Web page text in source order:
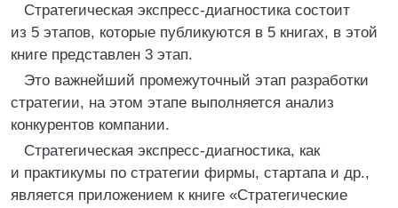
Стратегическая экспресс-диагностика состоит
из 5 этапов, которые публикуются в 5 книгах, в этой
книге представлен 3 этап.
Это важнейший промежуточный этап разработки
стратегии, на этом этапе выполняется анализ
конкурентов компании.
Стратегическая экспресс-диагностика, как
и практикумы по стратегии фирмы, стартапа и др.,
является приложением к книге «Стратегические